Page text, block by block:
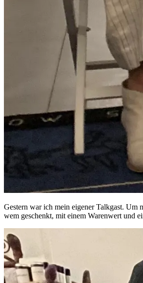
Gestern war ich mein eigener Talkgast. Um
wem geschenkt, mit einem Warenwert und